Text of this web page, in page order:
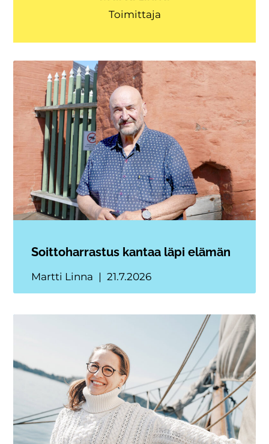
Toimittaja
Soittoharrastus kantaa läpi elämän
Martti Linna 21.7.2026